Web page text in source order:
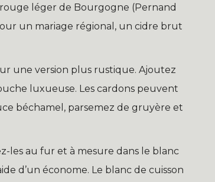
léger de Bourgogne (Pernand
un mariage régional, un cidre brut
une version plus rustique. Ajoutez
luxueuse. Les cardons peuvent
béchamel, parsemez de gruyère et
les au fur et à mesure dans le blanc
d’un économe. Le blanc de cuisson